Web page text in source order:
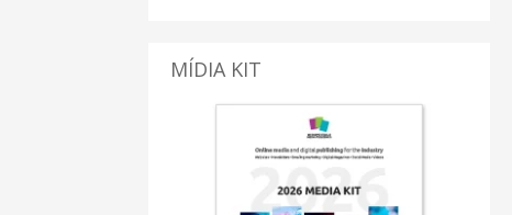
MÍDIA KIT